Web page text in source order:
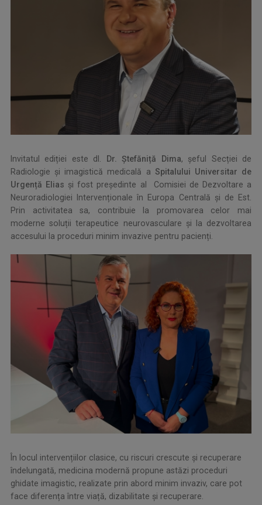
Invitatul ediției este dl. Dr.Ștefăniță Dima, șeful Secției de
Radiologie și imagistică medicală a Spitalului Universitar de
Urgență Elias și fost președinte al Comisiei de Dezvoltare a
Neuroradiologiei Intervenționale în Europa Centrală și de Est.
Prin activitatea sa, contribuie la promovarea celor mai
moderne soluții terapeutice neurovasculare și la dezvoltarea
accesului la proceduri minim invazive pentru pacienți.
În locul intervențiilor clasice, cu riscuri crescute și recuperare
îndelungată, medicina modernă propune astăzi proceduri
ghidate imagistic, realizate prin abord minim invaziv, care pot
face diferența între viață, dizabilitate și recuperare.